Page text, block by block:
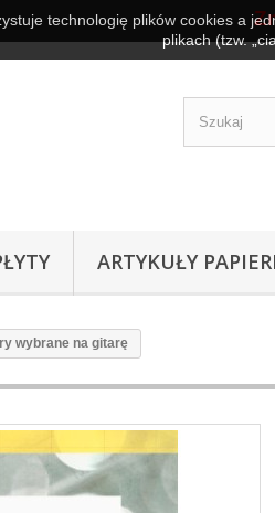
ARTYKUŁY
wybrane na gitarę
technologię plików cookies a
plikach (tzw.